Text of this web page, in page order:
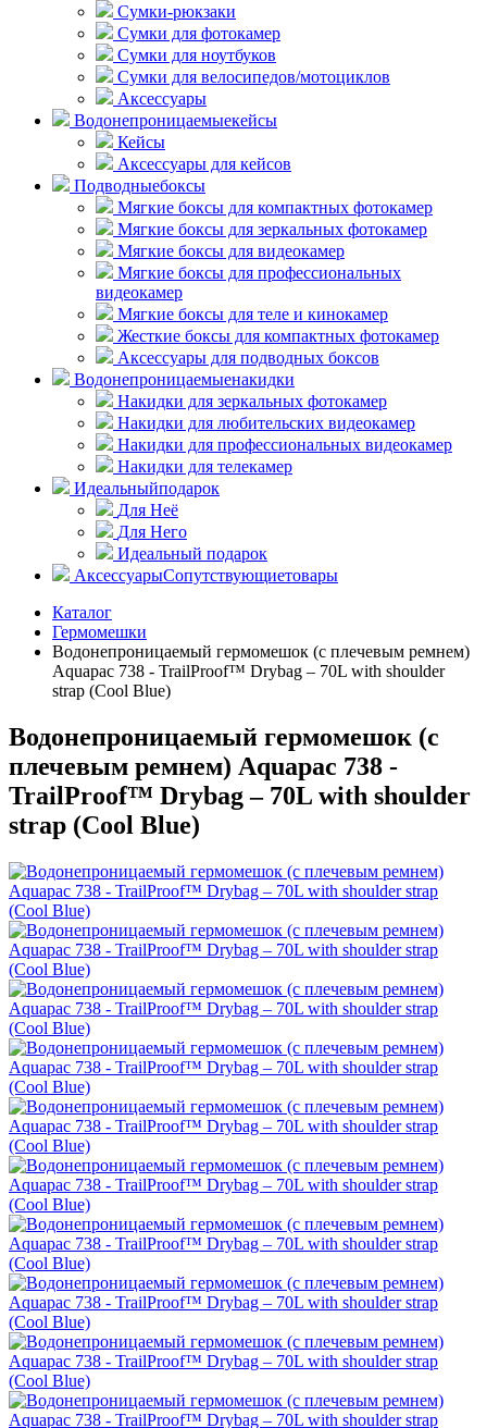
Сумки-рюкзаки
Сумки для фотокамер
Сумки для ноутбуков
Сумки для велосипедов/мотоциклов
Аксессуары
Водонепроницаемыекейсы
Кейсы
Аксессуары для кейсов
Подводныебоксы
Мягкие боксы для компактных фотокамер
Мягкие боксы для зеркальных фотокамер
Мягкие боксы для видеокамер
Мягкие боксы для профессиональных
видеокамер
Мягкие боксы для теле и кинокамер
Жесткие боксы для компактных фотокамер
Аксессуары для подводных боксов
Водонепроницаемыенакидки
Накидки для зеркальных фотокамер
Накидки для любительских видеокамер
Накидки для профессиональных видеокамер
Накидки для телекамер
Идеальныйподарок
Для Неё
Для Него
Идеальный подарок
АксессуарыСопутствующиетовары
Каталог
Гермомешки
Водонепроницаемый гермомешок (с плечевым ремнем)
Aquapac 738 - TrailProof™ Drybag – 70L with shoulder
strap (Cool Blue)
Водонепроницаемый гермомешок (с
плечевым ремнем) Aquapac 738 -
TrailProof™ Drybag – 70L with shoulder
strap (Cool Blue)